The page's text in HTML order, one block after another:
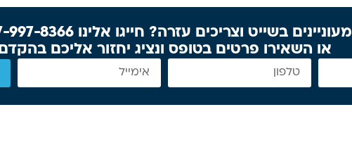
מעוניינים בשייט וצריכים עזרה? חייגו אלינו 077-997-8366
או השאירו פרטים בטופס ונציג יחזור אליכם בהקדם